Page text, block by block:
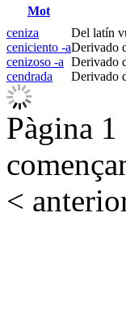
Mot
ceniza
Del latín
ceniciento -aDerivado
cenizoso -a Derivado
cendrada
Derivado
Pàgina
<